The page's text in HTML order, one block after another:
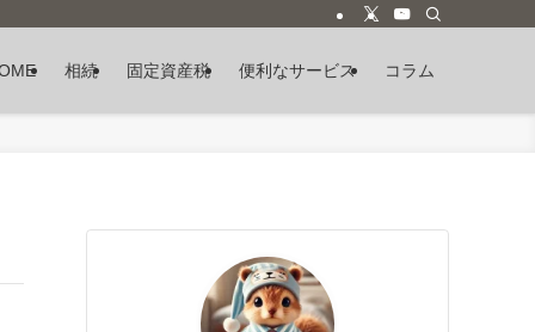
相続 固定資産税 便利なサービス コラム